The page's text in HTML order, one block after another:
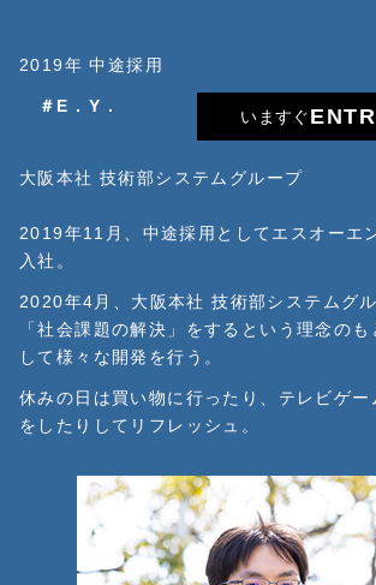
2019年 中途採用
＃E . Y .
いますぐ
大阪本社 技術部システムグループ
2019年11月、中途採用としてエスオーエ
入社。
2020年4月、大阪本社 技術部システムグル
「社会課題の解決」をするという理念の
して様々な開発を行う。
休みの日は買い物に行ったり、テレビゲー
をしたりしてリフレッシュ。